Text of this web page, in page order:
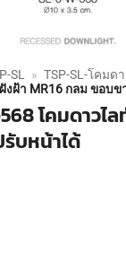
SL » TSP-SL-โคมด
งฝ้า MR16 กลม ขอบ
โคมดาวไล
บหน้าได้